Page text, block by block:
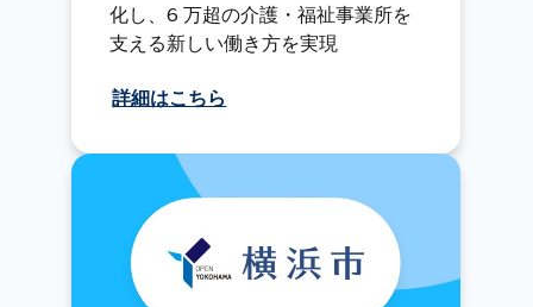
化し、6 万超の介護・福祉事業所を
支える新しい働き方を実現
詳細はこちら